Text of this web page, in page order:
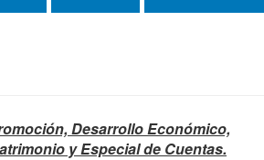
Desarrollo Económico,
y Especial de Cuentas.